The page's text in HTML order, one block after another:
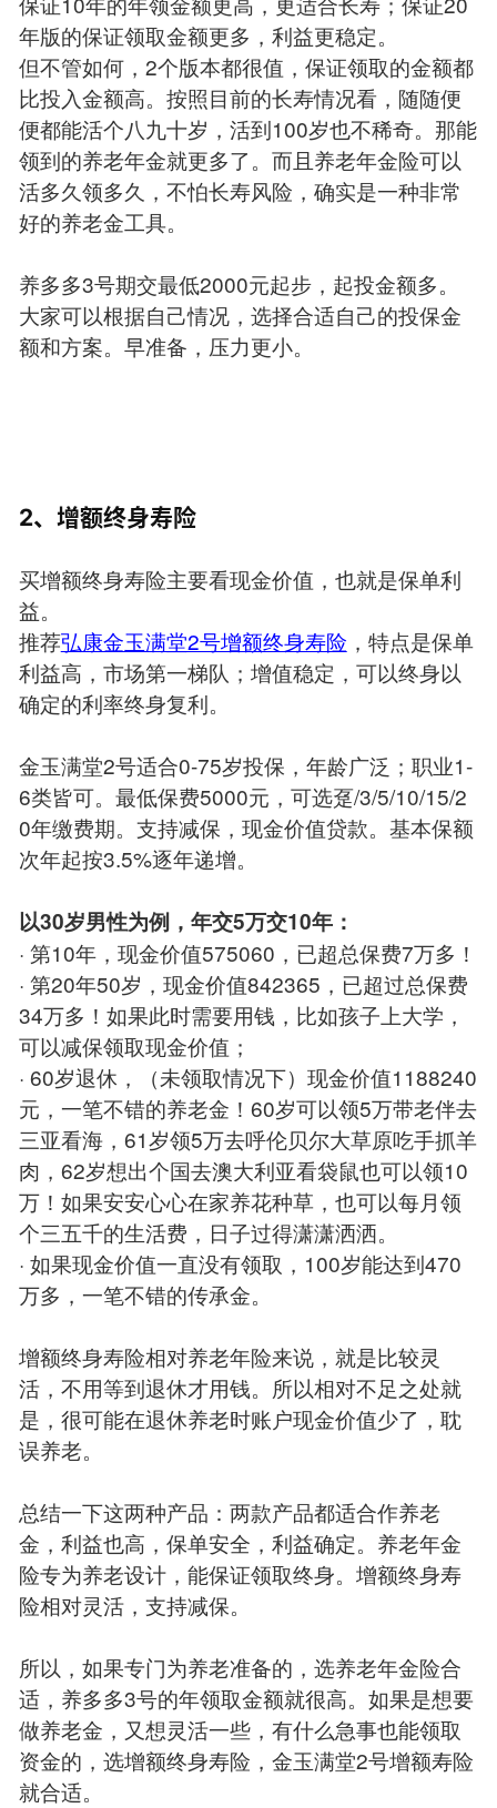
年版的保证领取金额更多，利益更稳定。
但不管如何，2个版本都很值，保证领取的金额都
比投入金额高。按照目前的长寿情况看，随随便
便都能活个八九十岁，活到100岁也不稀奇。那能
领到的养老年金就更多了。而且养老年金险可以
活多久领多久，不怕长寿风险，确实是一种非常
好的养老金工具。
养多多3号期交最低2000元起步，起投金额多。
大家可以根据自己情况，选择合适自己的投保金
额和方案。早准备，压力更小。
2、增额终身寿险
买增额终身寿险主要看现金价值，也就是保单利
益。
推荐弘康金玉满堂2号增额终身寿险 ，特点是保单
利益高，市场第一梯队；增值稳定，可以终身以
确定的利率终身复利。
金玉满堂2号适合0-75岁投保，年龄广泛；职业1-
6类皆可。最低保费5000元，可选趸/3/5/10/15/2
0年缴费期。支持减保，现金价值贷款。基本保额
次年起按3.5%逐年递增。
以30岁男性为例，年交5万交10年：
· 第10年，现金价值575060，已超总保费7万多！
· 第20年50岁，现金价值842365，已超过总保费
34万多！如果此时需要用钱，比如孩子上大学，
可以减保领取现金价值；
· 60岁退休，（未领取情况下）现金价值1188240
元，一笔不错的养老金！60岁可以领5万带老伴去
三亚看海，61岁领5万去呼伦贝尔大草原吃手抓羊
肉，62岁想出个国去澳大利亚看袋鼠也可以领10
万！如果安安心心在家养花种草，也可以每月领
个三五千的生活费，日子过得潇潇洒洒。
· 如果现金价值一直没有领取，100岁能达到470
万多，一笔不错的传承金。
增额终身寿险相对养老年险来说，就是比较灵
活，不用等到退休才用钱。所以相对不足之处就
是，很可能在退休养老时账户现金价值少了，耽
误养老。
总结一下这两种产品：两款产品都适合作养老
金，利益也高，保单安全，利益确定。养老年金
险专为养老设计，能保证领取终身。增额终身寿
险相对灵活，支持减保。
所以，如果专门为养老准备的，选养老年金险合
适，养多多3号的年领取金额就很高。如果是想要
做养老金，又想灵活一些，有什么急事也能领取
资金的，选增额终身寿险，金玉满堂2号增额寿险
就合适。